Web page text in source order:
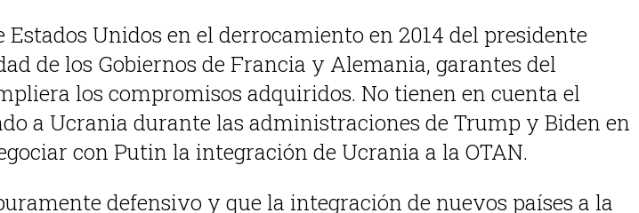
Unidos en el derrocamiento en 2014 del presidente
de los Gobiernos de Francia y Alemania, garantes del
los compromisos adquiridos. No tienen en cuenta el
a Ucrania durante las administraciones de Trump y Biden en
con Putin la integración de Ucrania a la OTAN.
defensivo y que la integración de nuevos países a la